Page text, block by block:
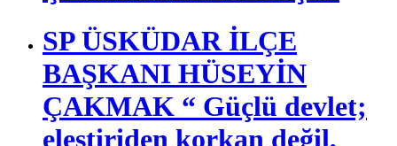
ÜSKÜDAR BELEDİYE
MECLİSİ SİBEL TAN
ÇETİNKAYA’YI SEÇTİ